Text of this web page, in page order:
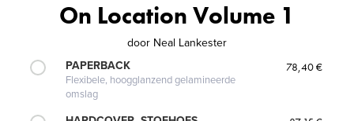
On Location Volume 1
door Neal Lankester
PAPERBACK
Flexibele, hoogglanzend gelamineerde
omslag
78,40 €